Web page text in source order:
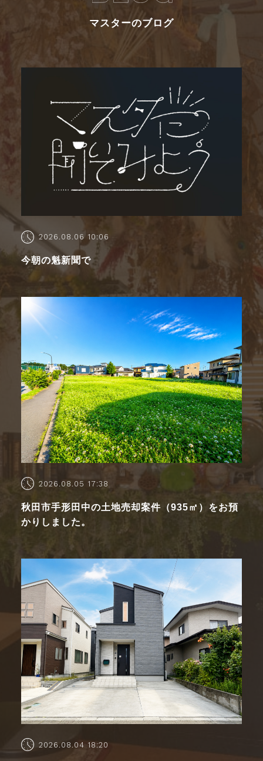
マスターのブログ
2026.08.06 10:06
今朝の魁新聞で
2026.08.05 17:38
秋田市手形田中の土地売却案件（935㎡）をお預
かりしました。
2026.08.04 18:20